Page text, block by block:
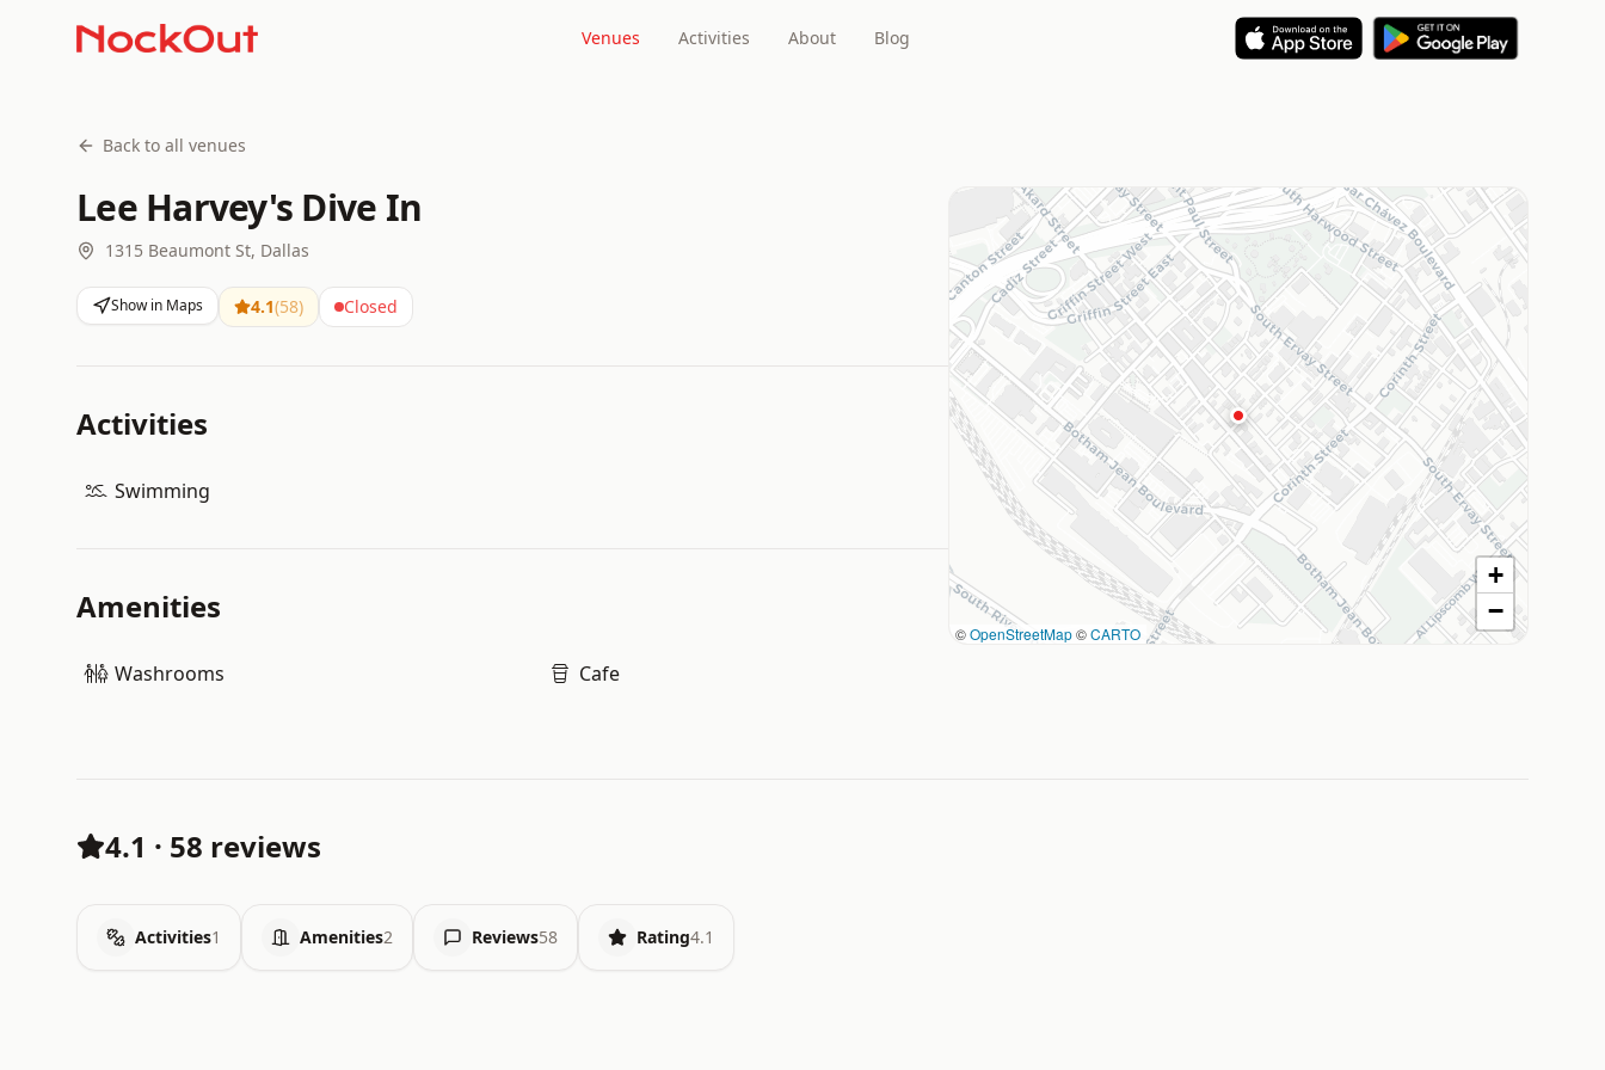
Venues Activities About Blog
Back to all venues
Lee Harvey's Dive In
1315 Beaumont St, Dallas
Show in Maps 4.1(58) Closed
Activities
Swimming
Amenities
Washrooms Cafe
©OpenStreetMap©CARTO
+
−
4.1 · 58 reviews
Activities1 Amenities2 Reviews58 Rating4.1